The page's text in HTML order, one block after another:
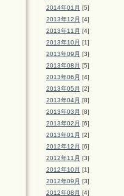
2014年01月 [5]
2013年12月 [4]
2013年11月 [4]
2013年10月 [1]
2013年09月 [3]
2013年08月 [5]
2013年06月 [4]
2013年05月 [2]
2013年04月 [8]
2013年03月 [8]
2013年02月 [6]
2013年01月 [2]
2012年12月 [6]
2012年11月 [3]
2012年10月 [1]
2012年09月 [3]
2012年08月 [4]